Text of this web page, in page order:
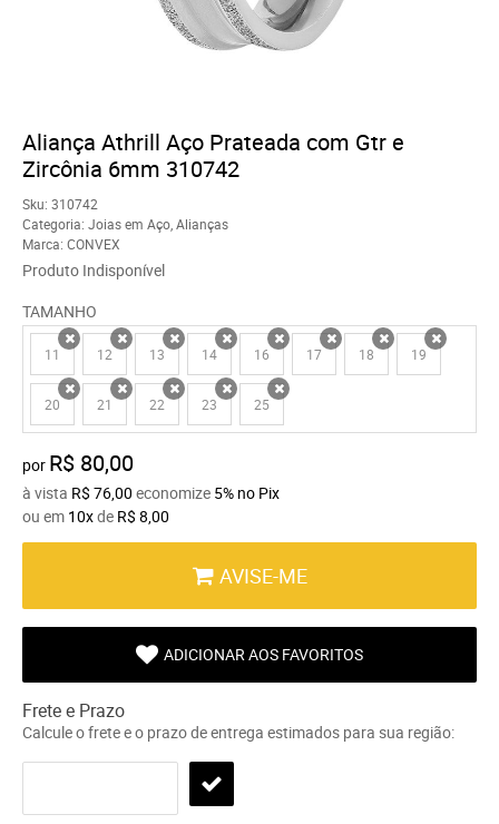
Aliança Athrill Aço Prateada com Gtr e
Zircônia 6mm 310742
Sku: 310742
Categoria: Joias em Aço Alianças
Marca: CONVEX
Produto Indisponível
TAMANHO
11 12x 13x 14x 16x 17x 18x 19x
20x 21 22x 23x 25x
por R$ 80,00
à vista R$ 76,00 economize 5% no Pix
ou em 10xde R$ 8,00
AVISE-ME
ADICIONAR AOS FAVORITOS
Frete e Prazo
Calcule o frete e o prazo de entrega estimados para sua região: